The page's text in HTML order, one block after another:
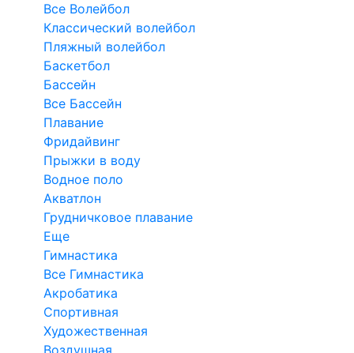
Все Волейбол
Классический волейбол
Пляжный волейбол
Баскетбол
Бассейн
Все Бассейн
Плавание
Фридайвинг
Прыжки в воду
Водное поло
Акватлон
Грудничковое плавание
Еще
Гимнастика
Все Гимнастика
Акробатика
Спортивная
Художественная
Воздушная